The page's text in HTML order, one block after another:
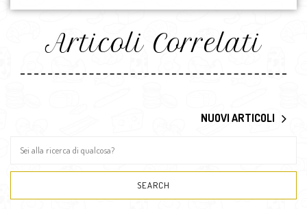
Articoli Correlati
NUOVI ARTICOLI